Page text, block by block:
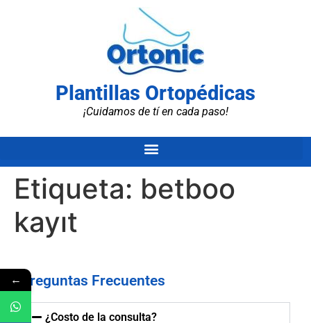
Plantillas Ortopédicas
¡Cuidamos de tí en cada paso!
Etiqueta: betboo
kayıt
Preguntas Frecuentes
¿Costo de la consulta?
←